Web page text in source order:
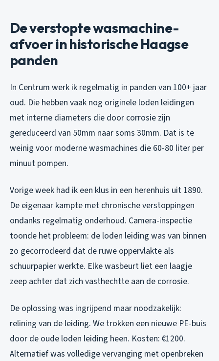
De verstopte wasmachine-
afvoer in historische Haagse
panden
In Centrum werk ik regelmatig in panden van 100+ jaar
oud. Die hebben vaak nog originele loden leidingen
met interne diameters die door corrosie zijn
gereduceerd van 50mm naar soms 30mm. Dat is te
weinig voor moderne wasmachines die 60-80 liter per
minuut pompen.
Vorige week had ik een klus in een herenhuis uit 1890.
De eigenaar kampte met chronische verstoppingen
ondanks regelmatig onderhoud. Camera-inspectie
toonde het probleem: de loden leiding was van binnen
zo gecorrodeerd dat de ruwe oppervlakte als
schuurpapier werkte. Elke wasbeurt liet een laagje
zeep achter dat zich vasthechtte aan de corrosie.
De oplossing was ingrijpend maar noodzakelijk:
relining van de leiding. We trokken een nieuwe PE-buis
door de oude loden leiding heen. Kosten: €1200.
Alternatief was volledige vervanging met openbreken